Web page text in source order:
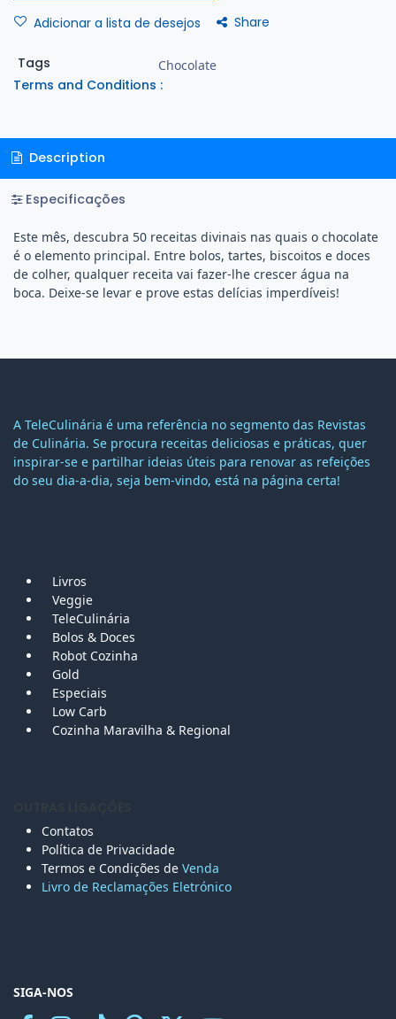
Adicionar a lista de desejos Share
Tags Chocolate
Terms and Conditions :
Description
Especificações
Este mês, descubra 50 receitas divinais nas quais o chocolate
é o elemento principal. Entre bolos, tartes, biscoitos e doces
de colher, qualquer receita vai fazer-lhe crescer água na
boca. Deixe-se levar e prove estas delícias imperdíveis!
A TeleCulinária é uma referência no segmento das Revistas
de Culinária. Se procura receitas deliciosas e práticas, quer
inspirar-se e partilhar ideias úteis para renovar as refeições
do seu dia-a-dia, seja bem-vindo, está na página certa!
Livros
Veggie
TeleCulinária
Bolos & Doces
Robot Cozinha
Gold
Especiais
Low Carb
Cozinha Maravilha & Regional
Contatos
Política de Privacidade
Termos e Condições de Venda
Livro de Reclamações Eletrónico
SIGA-NOS